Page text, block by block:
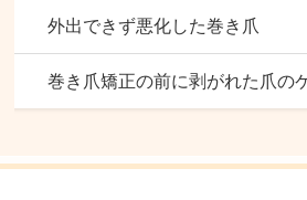
外出できず悪化した巻き爪
巻き爪矯正の前に剥がれた爪の